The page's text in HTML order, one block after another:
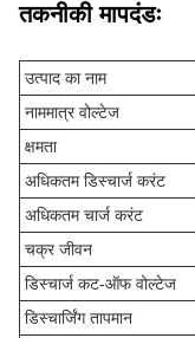
तकनीकी मापदंडः
उत्पाद का नाम
नाममात्र वोल्टेज
क्षमता
अधिकतम डिस्चार्ज करंट
अधिकतम चार्ज करंट
चक्र जीवन
डिस्चार्ज कट-ऑफ वोल्टेज
डिस्चार्जिंग तापमान